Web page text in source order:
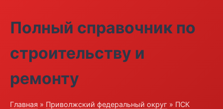
Полный справочник по
строительству и
ремонту
Главная » Приволжский федеральный округ » ПСК